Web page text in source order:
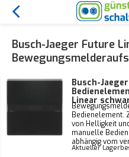
Busch-Jaeger Future
Busch-
Linear
Bedienelement.
von Helligkeit
manuelle
abhängig vom
Aktueller